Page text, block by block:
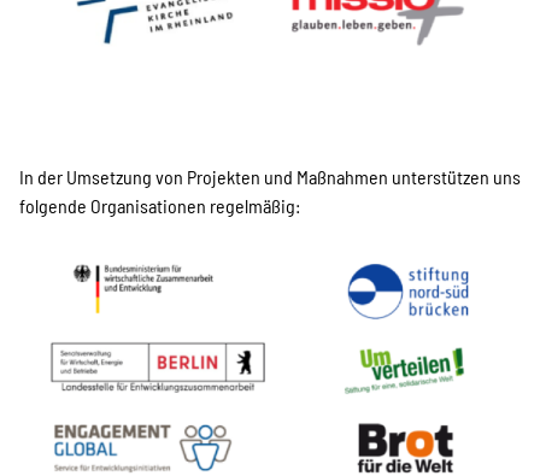
Stellenangebote
Werde Mitglied
Newsletter abonnieren
In der Umsetzung von Projekten und Maßnahmen unterstützen uns
folgende Organisationen regelmäßig: